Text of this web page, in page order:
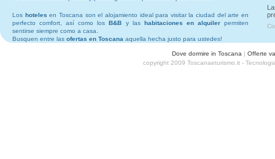
Los hoteles en Toscana son el alojamiento ideal para visitar la ciudad del arte en
perfecto comfort, así como losB&B y las habitaciones en alquilerpermiten
sentirse siempre como a casa.
Busquen entre las ofertas en Toscana aquella hecha justo para ustedes!
Dove dormire in Toscana | Offerte
copyright 2009 Toscanaeturismo.it -